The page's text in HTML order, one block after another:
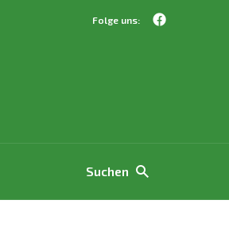
Folge uns:
Suchen